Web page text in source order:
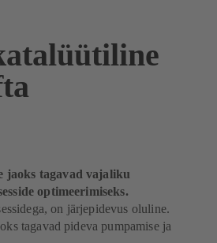
jaoks tagavad vajaliku
optimeerimiseks.
on järjepidevus oluline.
tagavad pideva pumpamise ja